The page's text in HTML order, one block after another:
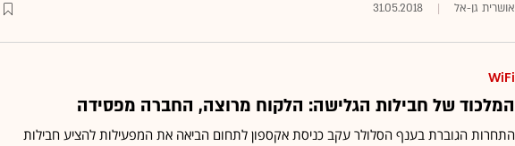
אושרית גן-אל 31.05.2018
WiFi
המלכוד של חבילות הגלישה: הלקוח מרוצה, החברה מפסידה
התחרות הגוברת בענף הסלולר עקב כניסת אקספון לתחום הביאה את המפעילות להציע חבילות